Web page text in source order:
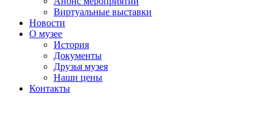
Виртуальные выставки
Новости
О музее
История
Документы
Друзья музея
Наши цены
Контакты